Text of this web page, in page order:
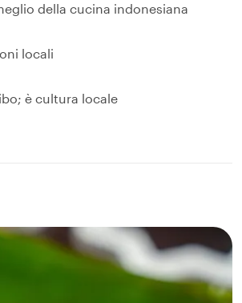
della cucina indonesiana
locali
è cultura locale